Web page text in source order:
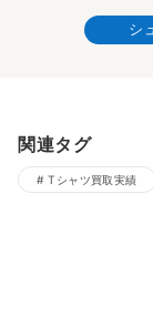
シ
関連タグ
Tシャツ買取実績